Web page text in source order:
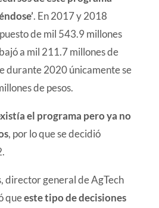
. En 2017 y 2018
de mil 543.9 millones
a mil 211.7 millones de
durante 2020 únicamente se
de pesos.
el programa pero ya no
, por lo que se decidió
director general de AgTech
queeste tipo de decisiones